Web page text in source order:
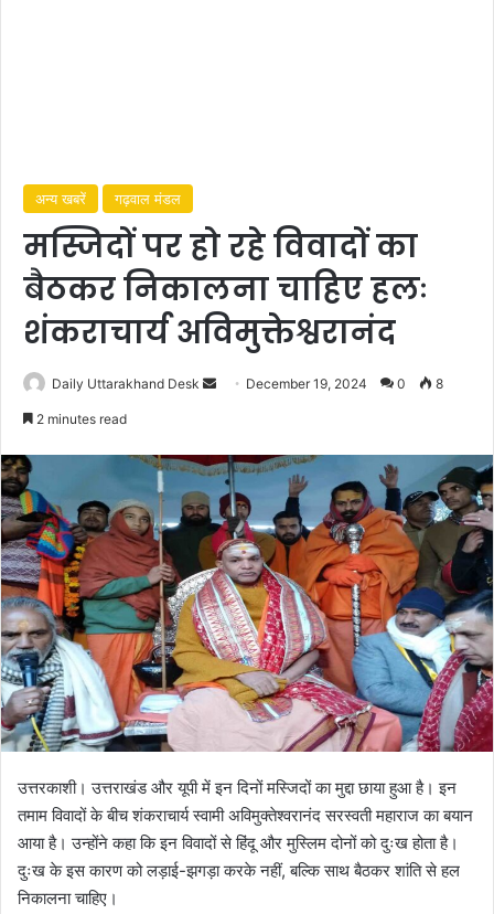
अन्य खबरें गढ़वाल मंडल
मस्जिदों पर हो रहे विवादों का
बैठकर निकालना चाहिए हलः
शंकराचार्य अविमुक्तेश्वरानंद
Daily Uttarakhand Desk
d
n
e
m
a
i
l
December 19, 2024 0 8
2 minutes read
उत्तरकाशी। उत्तराखंड और यूपी में इन दिनों मस्जिदों का मुद्दा छाया हुआ है। इन
तमाम विवादों के बीच शंकराचार्य स्वामी अविमुक्तेश्वरानंद सरस्वती महाराज का बयान
आया है। उन्होंने कहा कि इन विवादों से हिंदू और मुस्लिम दोनों को दुःख होता है।
दुःख के इस कारण को लड़ाई-झगड़ा करके नहीं, बल्कि साथ बैठकर शांति से हल
निकालना चाहिए।